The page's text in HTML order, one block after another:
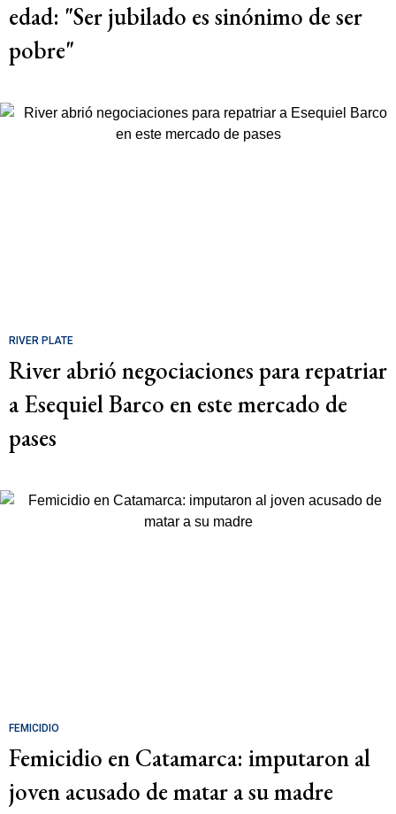
edad: "Ser jubilado es sinónimo de ser
pobre"
RIVER PLATE
River abrió negociaciones para repatriar
a Esequiel Barco en este mercado de
pases
FEMICIDIO
Femicidio en Catamarca: imputaron al
joven acusado de matar a su madre